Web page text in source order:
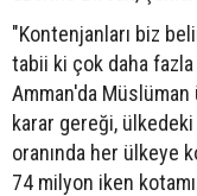
"Kontenjanları biz
tabii ki çok daha
Amman'da Müslüman
karar gereği,
oranında her ülkeye
74 milyon iken